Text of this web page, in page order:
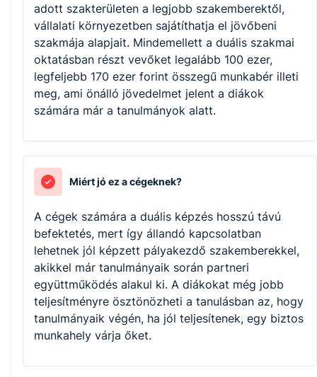
adott szakterületen a legjobb szakemberektől,
vállalati környezetben sajátíthatja el jövőbeni
szakmája alapjait. Mindemellett a duális szakmai
oktatásban részt vevőket legalább 100 ezer,
legfeljebb 170 ezer forint összegű munkabér illeti
meg, ami önálló jövedelmet jelent a diákok
számára már a tanulmányok alatt.
Miért jó ez a cégeknek?
A cégek számára a duális képzés hosszú távú
befektetés, mert így állandó kapcsolatban
lehetnek jól képzett pályakezdő szakemberekkel,
akikkel már tanulmányaik során partneri
együttműködés alakul ki. A diákokat még jobb
teljesítményre ösztönözheti a tanulásban az, hogy
tanulmányaik végén, ha jól teljesítenek, egy biztos
munkahely várja őket.